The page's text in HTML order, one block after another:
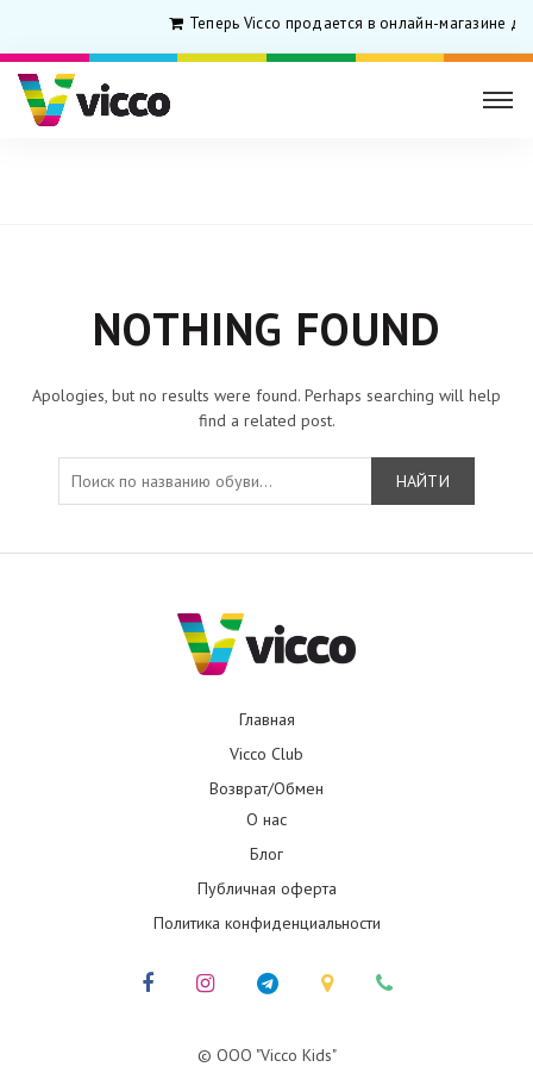
Теперь Vicco продается в онлайн-магазине
NOTHING FOUND
Apologies, but no results were found. Perhaps searching will help
find a related post.
НАЙТИ
Главная
Vicco Club
Возврат/Обмен
О нас
Блог
Публичная оферта
Политика конфиденциальности
© ООО "Vicco Kids"